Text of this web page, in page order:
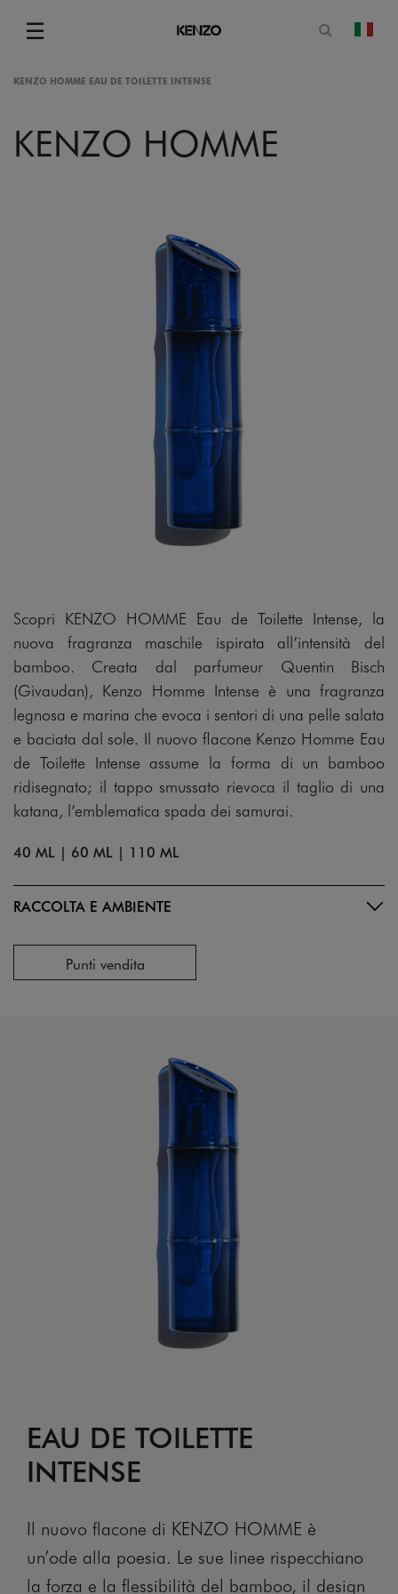
☰
Menu
Apri il
KENZO HOMME EAU DE TOILETTE INTENSE
KENZO HOMME
Scopri KENZO HOMME Eau de Toilette Intense, la
nuova fragranza maschile ispirata all’intensità del
bamboo. Creata dal parfumeur Quentin Bisch
(Givaudan), Kenzo Homme Intense è una fragranza
legnosa e marina che evoca i sentori di una pelle salata
e baciata dal sole. Il nuovo flacone Kenzo Homme Eau
de Toilette Intense assume la forma di un bamboo
ridisegnato; il tappo smussato rievoca il taglio di una
katana, l’emblematica spada dei samurai.
40 ML | 60 ML | 110 ML
RACCOLTA E AMBIENTE
Punti vendita
EAU DE TOILETTE
INTENSE
Il nuovo flacone di KENZO HOMME è
un’ode alla poesia. Le sue linee rispecchiano
la forza e la flessibilità del bamboo, il design